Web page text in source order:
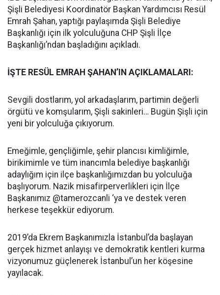
Şişli Belediyesi Koordinatör Başkan Yardımcısı Resül
Emrah Şahan, yaptığı paylaşımda Şişli Belediye
Başkanlığı için ilk yolculuğuna CHP Şişli İlçe
Başkanlığı’ndan başladığını açıkladı.
İŞTE RESÜL EMRAH ŞAHAN’IN AÇIKLAMALARI:
Sevgili dostlarım, yol arkadaşlarım, partimin değerli
örgütü ve komşularım, Şişli sakinleri… Bugün Şişli için
yeni bir yolculuğa çıkıyorum.
Emeğimle, gençliğimle, şehir plancısı kimliğimle,
birikimimle ve tüm inancımla belediye başkanlığı
adaylığım için ilçe başkanlığımızdan bu yolculuğa
başlıyorum. Nazik misafirperverlikleri için İlçe
Başkanımız @tamerozcanli ‘ya ve destek veren
herkese teşekkür ediyorum.
2019’da Ekrem Başkanımızla İstanbul’da başlayan
gerçek hizmet anlayışı ve demokratik kentleri kurma
vizyonumuz güçlenerek İstanbul’un her köşesine
yayılacak.